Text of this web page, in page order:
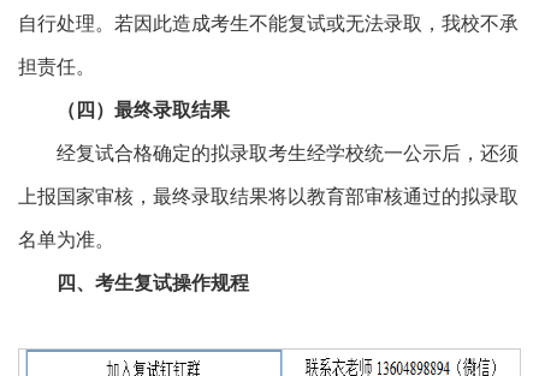
自行处理。若因此造成考生不能复试或无法录取，我校不承
担责任。
（四）最终录取结果
经复试合格确定的拟录取考生经学校统一公示后，还须
上报国家审核，最终录取结果将以教育部审核通过的拟录取
名单为准。
四、考生复试操作规程